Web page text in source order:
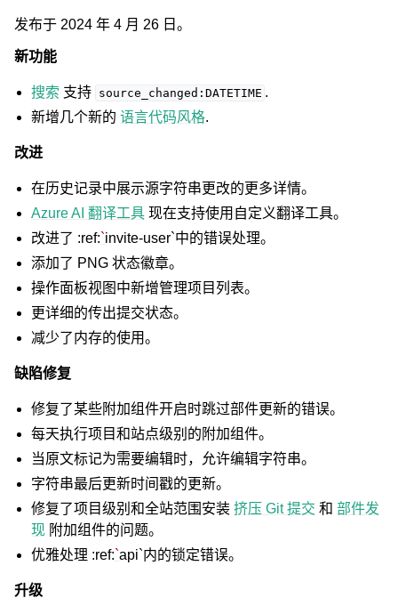
发布于 2024 年 4 月 26 日。
新功能
搜索 支持 source_changed:DATETIME .
新增几个新的语言代码风格.
改进
在历史记录中展示源字符串更改的更多详情。
Azure AI 翻译工具 现在支持使用自定义翻译工具。
改进了 :ref:`invite-user`中的错误处理。
添加了 PNG 状态徽章。
操作面板视图中新增管理项目列表。
更详细的传出提交状态。
减少了内存的使用。
缺陷修复
修复了某些附加组件开启时跳过部件更新的错误。
每天执行项目和站点级别的附加组件。
当原文标记为需要编辑时，允许编辑字符串。
字符串最后更新时间戳的更新。
修复了项目级别和全站范围安装挤压 Git 提交 和部件发
现 附加组件的问题。
优雅处理 :ref:`api`内的锁定错误。
升级